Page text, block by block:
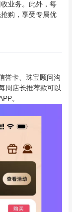
业务。此外，每
购，享受专属优
卡、珠宝顾问沟
周店长推荐款可以
。